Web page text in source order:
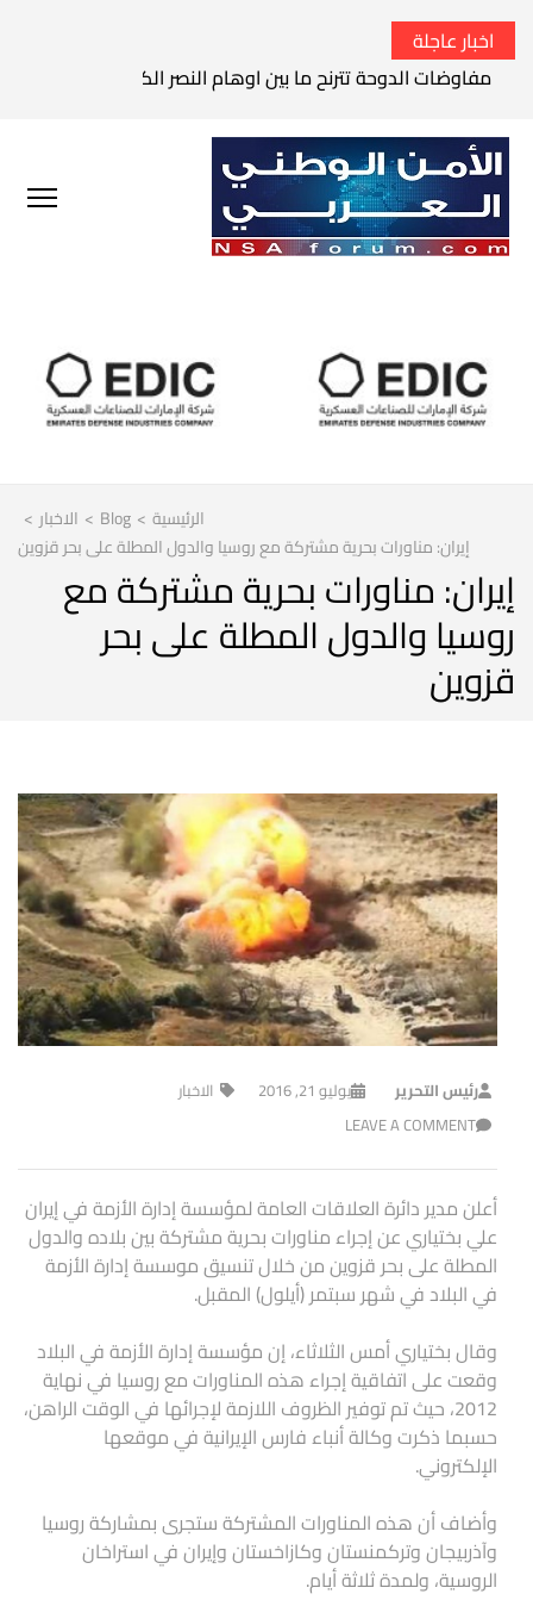
اخبار عاجلة
مفاوضات الدوحة تترنح ما بين اوهام النصر الكامل وواقع
الرئيسية >
Blog
> الاخبار >
إيران: مناورات بحرية مشتركة مع روسيا والدول المطلة على بحر قزوين
إيران: مناورات بحرية مشتركة مع
روسيا والدول المطلة على بحر
قزوين
رئيس التحرير يوليو 21, 2016
الاخبار
LEAVE A COMMENT
أعلن مدير دائرة العلاقات العامة لمؤسسة إدارة الأزمة في إيران
علي بختياري عن إجراء مناورات بحرية مشتركة بين بلاده والدول
المطلة على بحر قزوين من خلال تنسيق موسسة إدارة الأزمة
في البلاد في شهر سبتمر (أيلول) المقبل.
وقال بختياري أمس الثلاثاء، إن مؤسسة إدارة الأزمة في البلاد
وقعت على اتفاقية إجراء هذه المناورات مع روسيا في نهاية
2012، حيث تم توفير الظروف اللازمة لإجرائها في الوقت الراهن،
حسبما ذكرت وكالة أنباء فارس الإيرانية في موقعها
الإلكتروني.
وأضاف أن هذه المناورات المشتركة ستجرى بمشاركة روسيا
وآذربيجان وتركمنستان وكازاخستان وإيران في استراخان
الروسية، ولمدة ثلاثة أيام.